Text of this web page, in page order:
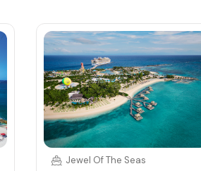
Jewel Of The Seas